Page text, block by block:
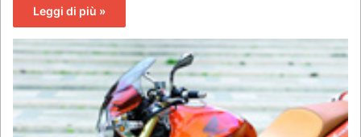
Leggi di più »